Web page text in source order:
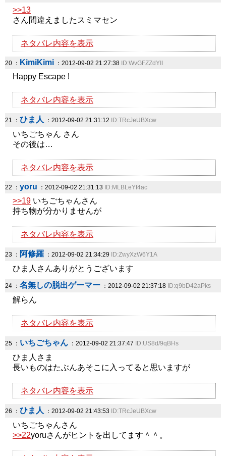
>>13
さん間違えましたスミマセン
ネタバレ内容を表示
20 ： KimiKimi ：2012-09-02 21:27:38 ID:WvGFZZdYII
Happy Escape !
ネタバレ内容を表示
21 ： ひま人 ：2012-09-02 21:31:12 ID:TRcJeUBXcw
いちごちゃん さん
その後は…
ネタバレ内容を表示
22 ： yoru ：2012-09-02 21:31:13 ID:MLBLeYf4ac
>>19 いちごちゃんさん
持ち物が分かりませんが
ネタバレ内容を表示
23 ： 阿修羅 ：2012-09-02 21:34:29 ID:ZwyXzW6Y1A
ひま人さんありがとうございます
24 ： 名無しの脱出ゲーマー ：2012-09-02 21:37:18 ID:q9bD42aPks
解らん
ネタバレ内容を表示
25 ： いちごちゃん ：2012-09-02 21:37:47 ID:US8d/9qBHs
ひま人さま
長いものはたぶんあそこに入ってると思いますが
ネタバレ内容を表示
26 ： ひま人 ：2012-09-02 21:43:53 ID:TRcJeUBXcw
いちごちゃんさん
>>22yoruさんがヒントを出してます＾＾。